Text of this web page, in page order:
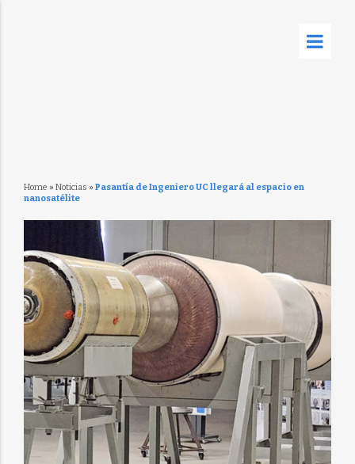
Home » Noticias » Pasantía de Ingeniero UC llegará al espacio en
nanosatélite